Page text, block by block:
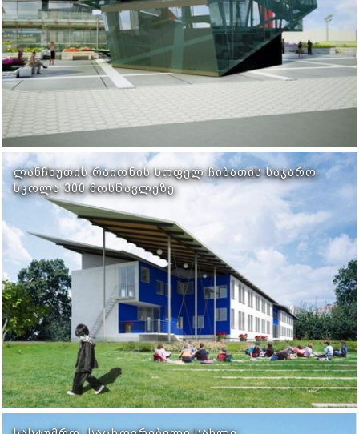
ᲚᲐᲜᲩᲮᲣᲗᲘᲡ ᲠᲐᲘᲝᲜᲘᲡ ᲡᲝᲤᲔᲚ ᲩᲘᲑᲐᲗᲘᲡ ᲡᲐᲯᲐᲠᲝ
ᲡᲙᲝᲚᲐ 300 ᲛᲝᲡᲬᲐᲕᲚᲔᲖᲔ